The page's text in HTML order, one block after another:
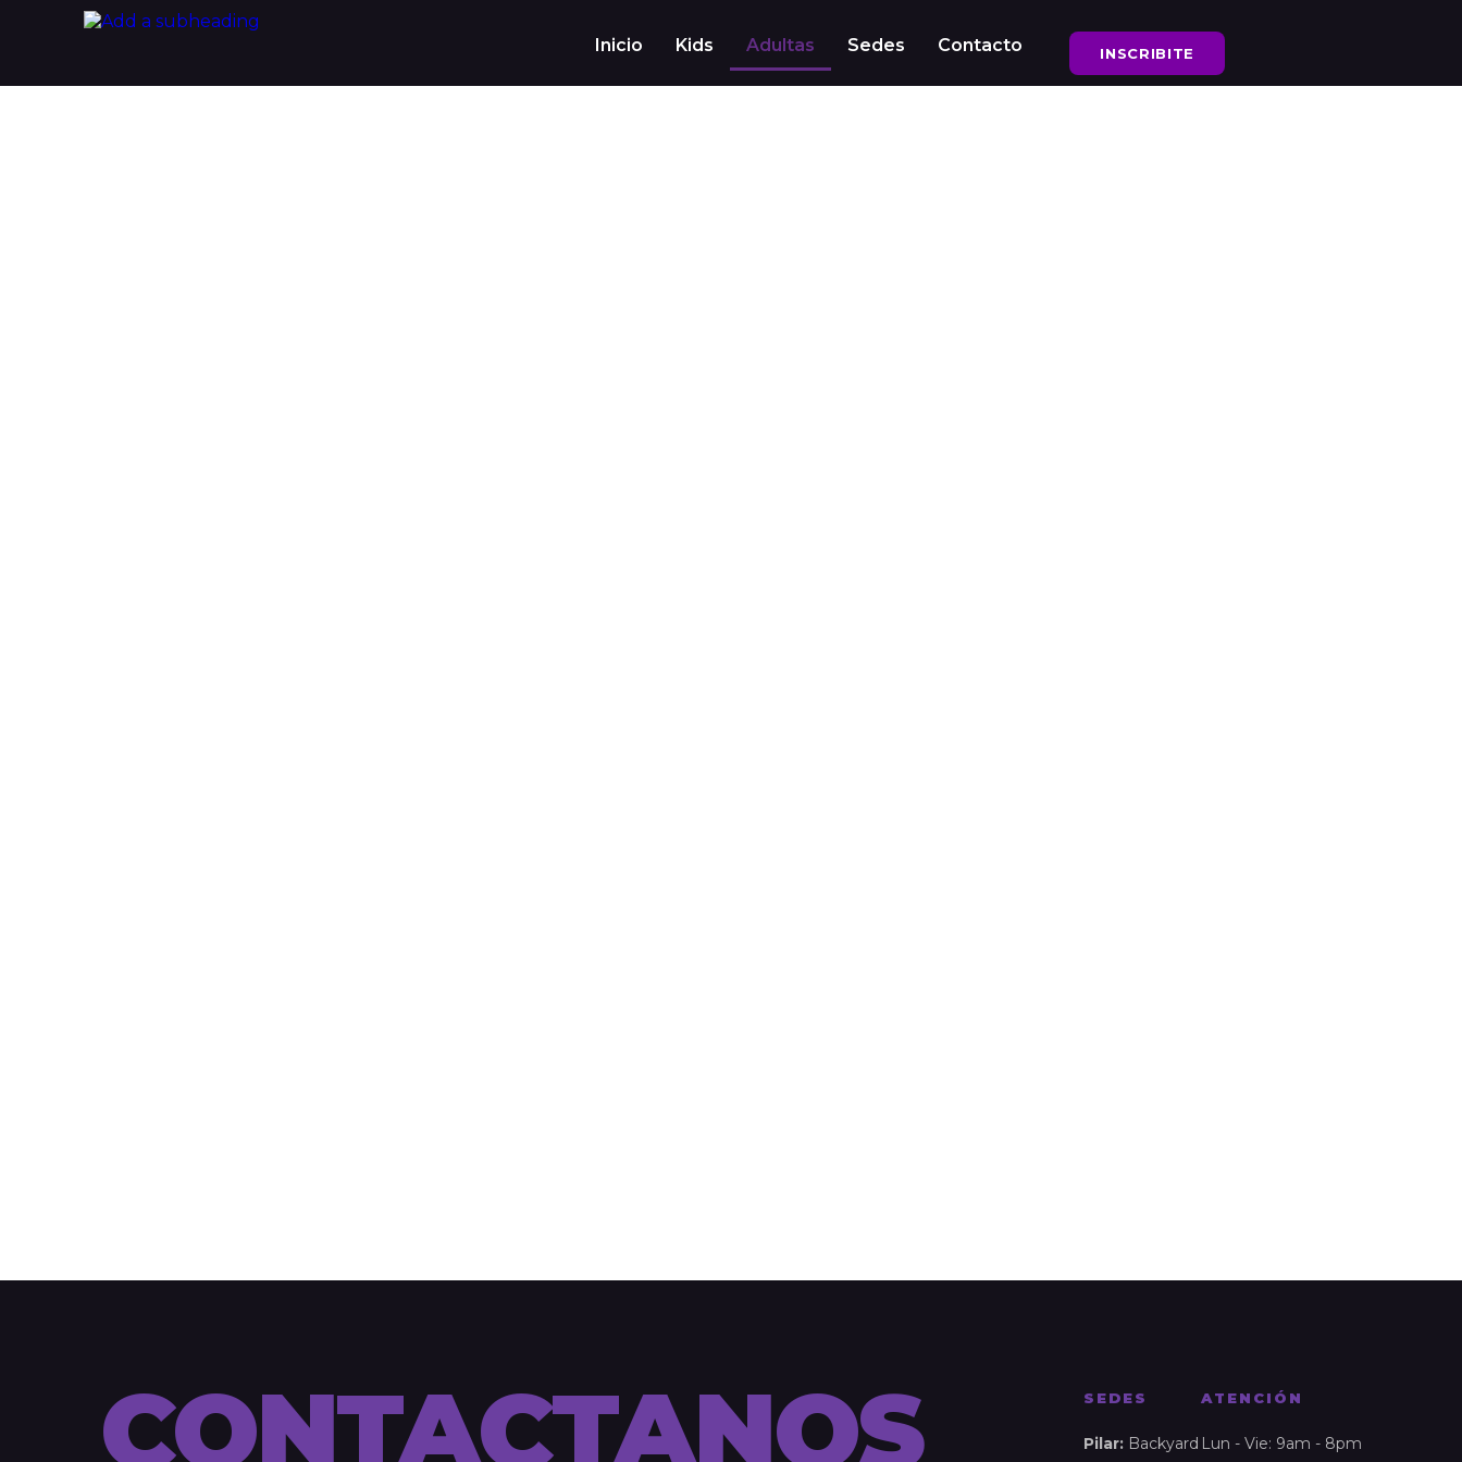
Inicio Kids Adultas Sedes Contacto INSCRIBITE
CONTACTANOS SEDES
Pilar: Backyard
ATENCIÓN
Lun - Vie: 9am - 8pm